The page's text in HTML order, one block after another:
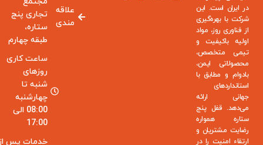
در ایران است. این
شرکت با بهره‌گیری
از فناوری روز، مواد
اولیه باکیفیت و
تیمی متخصص،
محصولاتی ایمن،
بادوام و مطابق با
استانداردهای
جهانی ارائه
می‌دهد. قفل پنج
ستاره همواره
رضایت مشتریان و
ارتقاء امنیت را در
علاقه
مندی
تجاری پنج
ستاره،
طبقه چهارم
ساعت کاری
روزهای
شنبه تا
چهارشنبه
08:00 الی
17:00
خدمات پس